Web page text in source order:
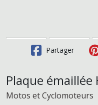
Partager
Plaque émaillée
Motos et Cyclomoteurs